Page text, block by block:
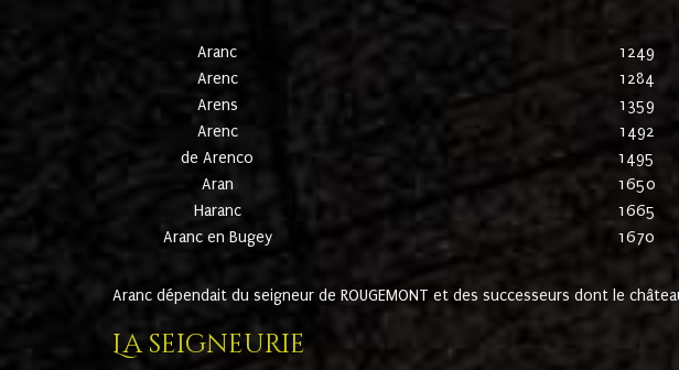
Aranc
1249
Arenc
1284
Arens
1359
Arenc
1492
de Arenco
1495
Aran
1650
Haranc
1665
Aranc en Bugey
1670
Aranc dépendait du seigneur de ROUGEMONT et des successeurs dont le
La seigneurie